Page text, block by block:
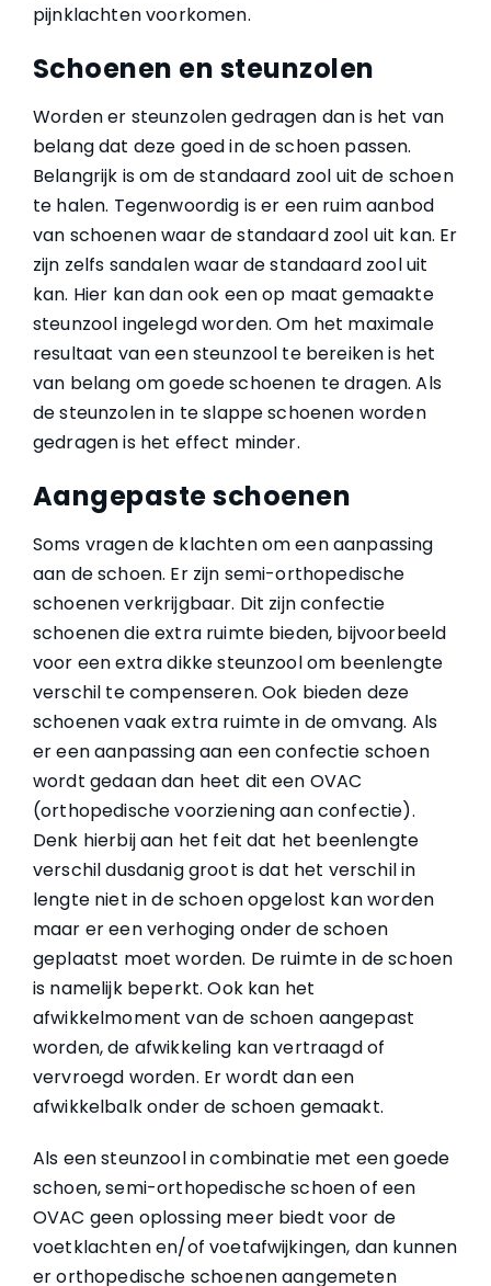
pijnklachten voorkomen.
Schoenen en steunzolen
Worden er steunzolen gedragen dan is het van
belang dat deze goed in de schoen passen.
Belangrijk is om de standaard zool uit de schoen
te halen. Tegenwoordig is er een ruim aanbod
van schoenen waar de standaard zool uit kan. Er
zijn zelfs sandalen waar de standaard zool uit
kan. Hier kan dan ook een op maat gemaakte
steunzool ingelegd worden. Om het maximale
resultaat van een steunzool te bereiken is het
van belang om goede schoenen te dragen. Als
de steunzolen in te slappe schoenen worden
gedragen is het effect minder.
Aangepaste schoenen
Soms vragen de klachten om een aanpassing
aan de schoen. Er zijn semi-orthopedische
schoenen verkrijgbaar. Dit zijn confectie
schoenen die extra ruimte bieden, bijvoorbeeld
voor een extra dikke steunzool om beenlengte
verschil te compenseren. Ook bieden deze
schoenen vaak extra ruimte in de omvang. Als
er een aanpassing aan een confectie schoen
wordt gedaan dan heet dit een OVAC
(orthopedische voorziening aan confectie).
Denk hierbij aan het feit dat het beenlengte
verschil dusdanig groot is dat het verschil in
lengte niet in de schoen opgelost kan worden
maar er een verhoging onder de schoen
geplaatst moet worden. De ruimte in de schoen
is namelijk beperkt. Ook kan het
afwikkelmoment van de schoen aangepast
worden, de afwikkeling kan vertraagd of
vervroegd worden. Er wordt dan een
afwikkelbalk onder de schoen gemaakt.
Als een steunzool in combinatie met een goede
schoen, semi-orthopedische schoen of een
OVAC geen oplossing meer biedt voor de
voetklachten en/of voetafwijkingen, dan kunnen
er orthopedische schoenen aangemeten